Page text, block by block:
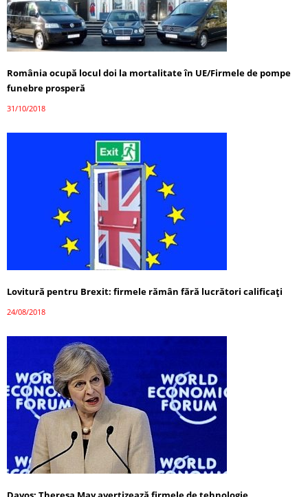
România ocupă locul doi la mortalitate în UE/Firmele de pompe
funebre prosperă
31/10/2018
Lovitură pentru Brexit: firmele rămân fără lucrători calificați
24/08/2018